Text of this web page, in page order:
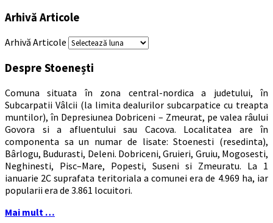
Arhivă Articole
Arhivă Articole
Despre Stoenești
Comuna situata în zona central-nordica a judetului, în
Subcarpatii Vâlcii (la limita dealurilor subcarpatice cu treapta
muntilor), în Depresiunea Dobriceni – Zmeurat, pe valea râului
Govora si a afluentului sau Cacova. Localitatea are în
componenta sa un numar de lisate: Stoenesti (resedinta),
Bârlogu, Budurasti, Deleni. Dobriceni, Gruieri, Gruiu, Mogosesti,
Neghinesti, Pisc–Mare, Popesti, Suseni si Zmeuratu. La 1
ianuarie 2C suprafata teritoriala a comunei era de 4.969 ha, iar
popularii era de 3.861 locuitori.
Mai mult …